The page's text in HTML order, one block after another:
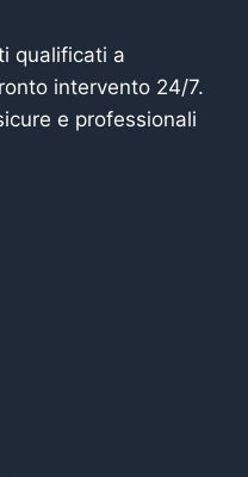
qualificati a
intervento 24/7.
e professionali